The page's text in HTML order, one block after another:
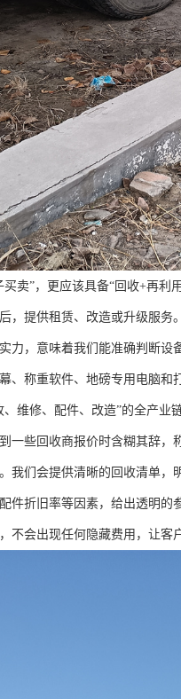
卖”，更应该具备“回收+再利
，提供租赁、改造或升级服务
力，意味着我们能准确判断
、称重软件、地磅专用电脑和
维修、配件、改造”的全产业
些回收商报价时含糊其辞，
我们会提供清晰的回收清单
件折旧率等因素，给出透明的
会出现任何隐藏费用，让客